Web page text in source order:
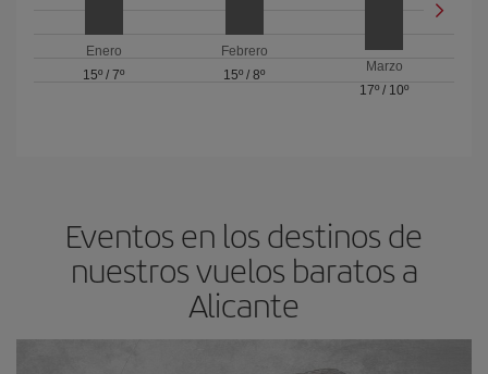
Enero
15º /7º
Febrero
15º / 8º
Marzo
17º / 10º
Eventos en los destinos de
nuestros vuelos baratos a
Alicante